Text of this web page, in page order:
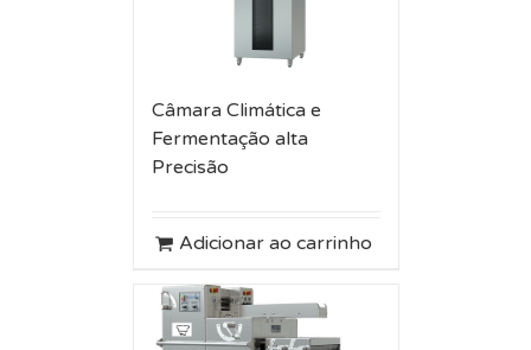
Câmara Climática e
Fermentação alta
Precisão
Adicionar ao carrinho